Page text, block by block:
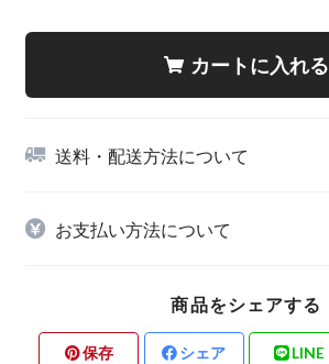
カートに入れる
送料・配送方法について
お支払い方法について
商品をシェアする
保存 シェア LINE